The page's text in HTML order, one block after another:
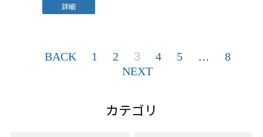
詳細
BACK 1 2 3 4 5 …
8
NEXT
カテゴリ